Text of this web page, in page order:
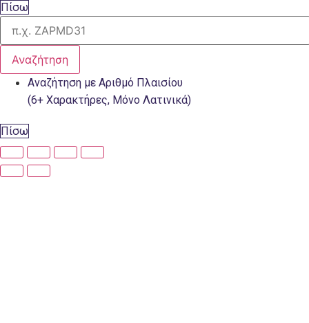
Πίσω
Αναζήτηση
Αναζήτηση με Αριθμό Πλαισίου
(6+ Χαρακτήρες, Μόνο Λατινικά)
Πίσω